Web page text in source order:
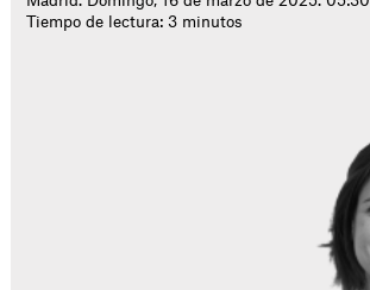
Tiempo de lectura: 3 minutos